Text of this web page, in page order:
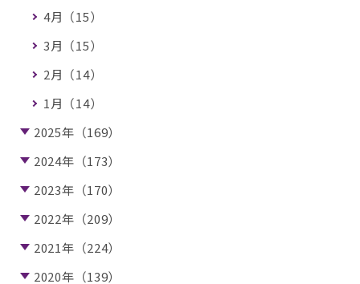
4月（15）
3月（15）
2月（14）
1月（14）
2025年（169）
2024年（173）
2023年（170）
2022年（209）
2021年（224）
2020年（139）